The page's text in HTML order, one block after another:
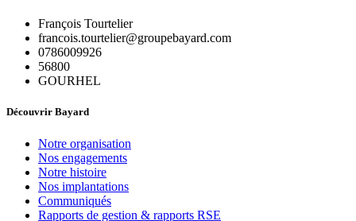
François Tourtelier
francois.tourtelier@groupebayard.com
0786009926
56800
GOURHEL
Découvrir Bayard
Notre organisation
Nos engagements
Notre histoire
Nos implantations
Communiqués
Rapports de gestion & rapports RSE